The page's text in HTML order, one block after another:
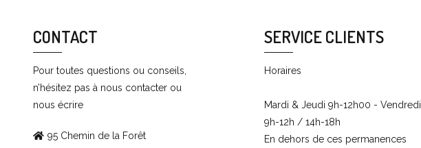
CONTACT
Pour toutes questions ou conseils,
n’hésitez pas à nous contacter ou
nous écrire
95 Chemin de la Forêt
SERVICE CLIENTS
Horaires
Mardi & Jeudi 9h-12h00 - Vendredi
9h-12h / 14h-18h
En dehors de ces permanences